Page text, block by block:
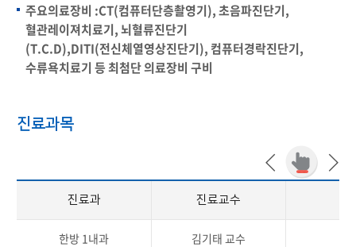
주요의료장비 :CT(컴퓨터단층촬영기), 초음파진단기,
혈관레이져치료기, 뇌혈류진단기
(T.C.D),DITI(전신체열영상진단기), 컴퓨터경락진단기,
수류욕치료기 등 최첨단 의료장비 구비
진료과목
진료과 진료교수
한방 1내과 김기태 교수